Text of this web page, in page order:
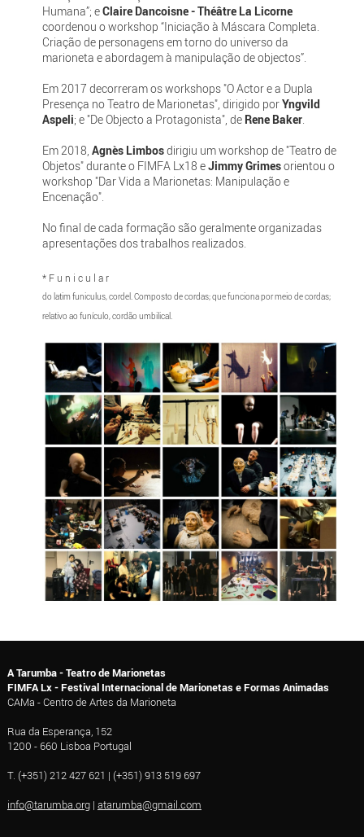
Humana”; eClaire Dancoisne - Théâtre La Licorne
coordenou o workshop “Iniciação à Máscara Completa.
Criação de personagens em torno do universo da
marioneta e abordagem à manipulação de objectos”.
Em 2017 decorreram os workshops "O Actor e a Dupla
Presença no Teatro de Marionetas", dirigido porYngvild
Aspeli; e "De Objecto a Protagonista", de Rene Baker.
Em 2018, Agnès Limbosdirigiu um workshop de "Teatro de
Objetos" durante o FIMFA Lx18 eJimmy Grimesorientou o
workshop "Dar Vida a Marionetas: Manipulação e
Encenação".
No final de cada formação são geralmente organizadas
apresentações dos trabalhos realizados.
* F u n i c u l a r
do latim funiculus, cordel. Composto de cordas; que funciona por meio de cordas;
relativo ao funículo, cordão umbilical.
A Tarumba - Teatro de Marionetas
FIMFA Lx - Festival Internacional de Marionetas e Formas Animadas
CAMa - Centro de Artes da Marioneta
Rua da Esperança, 152
1200 - 660 Lisboa Portugal
T. (+351) 212 427 621 | (+351) 913 519 697
info@tarumba.org| atarumba@gmail.com